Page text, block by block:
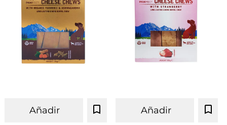
Añadir
Añadir